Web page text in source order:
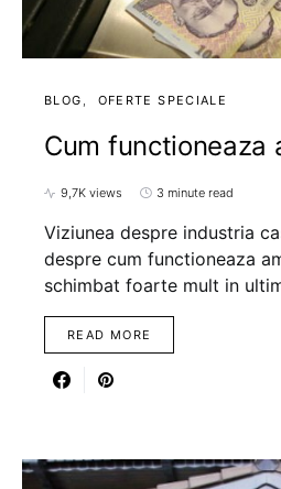
BLOG OFERTE SPECIALE
Cum functioneaza
9,7K views 3 minute read
Viziunea despre industria
despre cum functioneaza
schimbat foarte mult in
READ MORE